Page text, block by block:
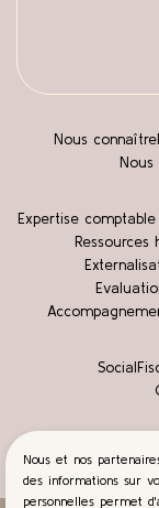
Nous connaître
Nous
Expertise
Ressources
Social
Nous et nos
des informations sur
personnelles permet